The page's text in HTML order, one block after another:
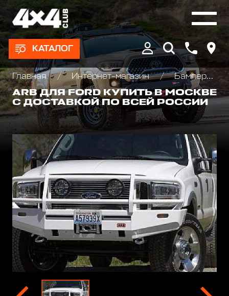
КАТАЛОГ
Главная Интернет-магазин
Бамперы и пороги силовые, площадки под лебедку
ARB ДЛЯ FORD КУПИТЬ В МОСКВЕ
С ДОСТАВКОЙ ПО ВСЕЙ РОССИИ